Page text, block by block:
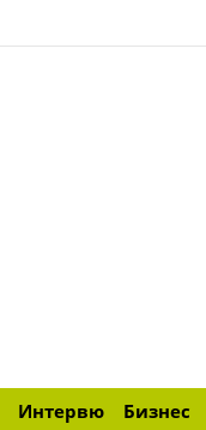
Интервю Бизнес